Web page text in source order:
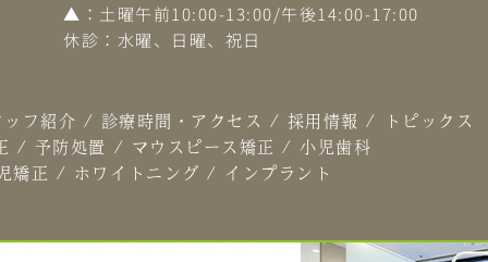
▲ ：土曜午前10:00-13:00/午後14:00-17:00
休診：水曜、日曜、祝日
フ紹介 / 診療時間・アクセス / 採用情報 /
トピックス
/ 予防処置 / マウスピース矯正 / 小児歯科
矯正 / ホワイトニング / インプラント